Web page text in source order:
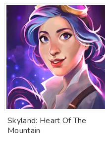
Skyland: Heart Of The
Mountain